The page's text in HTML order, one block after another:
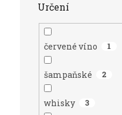
Určení
červené víno 1
šampaňské 2
whisky 3